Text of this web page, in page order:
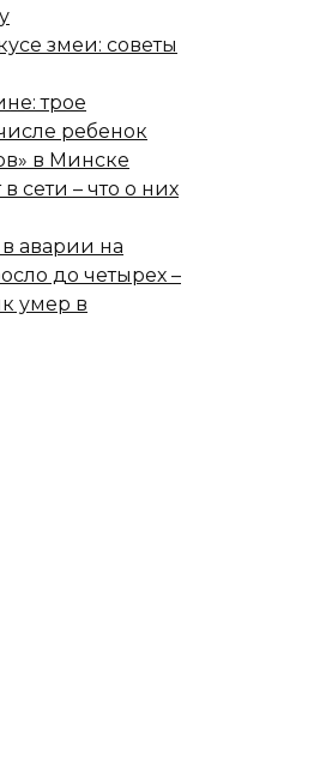
змеи: советы
трое
ребенок
в Минске
сети – что о них
аварии на
до четырех –
умер в